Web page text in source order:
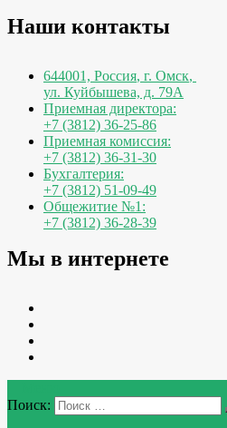
Наши контакты
644001, Россия, г. Омск,
ул. Куйбышева, д. 79А
Приемная директора:
+7 (3812) 36-25-86
Приемная комиссия:
+7 (3812) 36-31-30
Бухгалтерия:
+7 (3812) 51-09-49
Общежитие №1:
+7 (3812) 36-28-39
Мы в интернете
Поиск: